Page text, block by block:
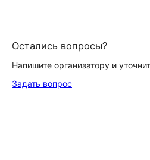
Остались вопросы?
Напишите организатору и
Задать вопрос